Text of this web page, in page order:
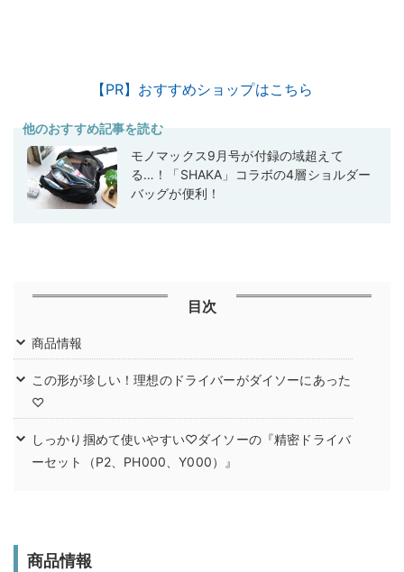
【PR】おすすめショップはこちら
他のおすすめ記事を読む
モノマックス9月号が付録の域超えて
る…！「SHAKA」コラボの4層ショルダー
バッグが便利！
目次
商品情報
この形が珍しい！理想のドライバーがダイソーにあった
♡
しっかり掴めて使いやすい♡ダイソーの『精密ドライバ
ーセット（P2、PH000、Y000）』
商品情報